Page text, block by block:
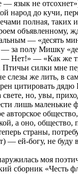
— язык не
народ до кучи,
полная, таких
объявленному,
— «десять
— за полу Мишку
Нет!» — «Как же
Птичьи силки мне
слезы же лить, в
цитировать дядю
но, увы,
лишь маленькие
авторское
а оно, общество,
страны,
— ей-богу, не буду
моя
сборник «Честь